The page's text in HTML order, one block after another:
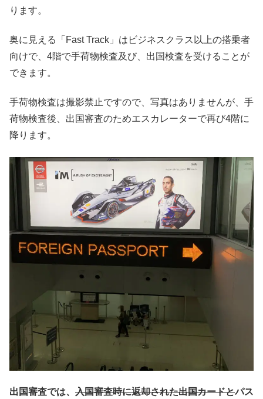
ります。
奥に見える「Fast Track」はビジネスクラス以上の搭乗者
向けで、4階で手荷物検査及び、出国検査を受けることが
できます。
手荷物検査は撮影禁止ですので、写真はありませんが、手
荷物検査後、出国審査のためエスカレーターで再び4階に
降ります。
出国審査では、 入国審査時に返却された出国カードとパス